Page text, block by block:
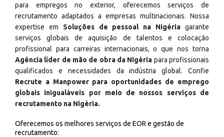
para empregos no exterior, oferecemos serviços de
recrutamento adaptados a empresas multinacionais. Nossa
expertise em Soluções de pessoal na Nigéria garante
serviços globais de aquisição de talentos e colocação
profissional para carreiras internacionais, o que nos torna
Agência líder de mão de obra da Nigéria para profissionais
qualificados e necessidades da indústria global. Confie
Recrute a Manpower para oportunidades de emprego
globais inigualáveis por meio de nossos serviços de
recrutamento na Nigéria.
Oferecemos os melhores serviços de EOR e gestão de
recrutamento: